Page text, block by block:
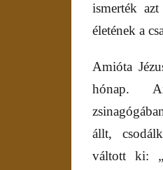
ismerték
életének a
Amióta
hónap.
állt,
váltott ki: